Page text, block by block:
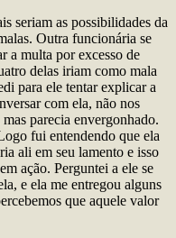
seriam as possibilidades da
Outra funcionária se
a multa por excesso de
delas iriam como mala
para ele tentar explicar a
com ela, não nos
parecia envergonhado.
fui entendendo que ela
ali em seu lamento e isso
ação. Perguntei a ele se
e ela me entregou alguns
que aquele valor